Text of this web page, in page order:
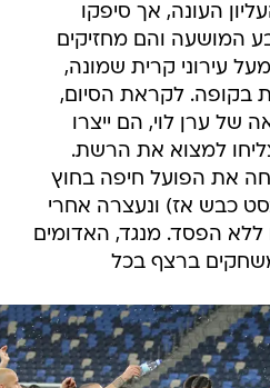
העונה, אך סיפקו
המושעה והם מחזיקים
עירוני קרית שמונה,
בקופה. לקראת הסיום,
של ערן לוי, הם ייצרו
למצוא את הרשת.
את הפועל חיפה בחוץ
2011 (בן בסט כבש אז) ונעצרה אחרי
ללא הפסד. מנגד, האדומים
ברצף בכל